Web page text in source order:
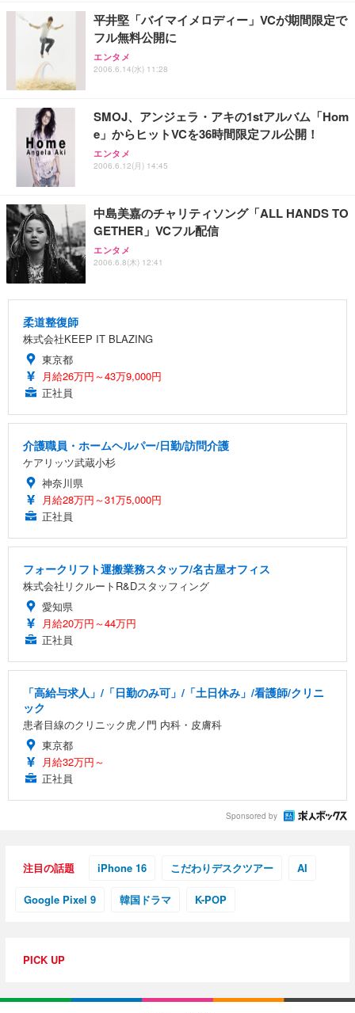
ト 幅52×奥行58.5×高さ84～96cm テレワーク 在宅
勤務 ブラック
￥4,139
像低減 (3年保証 | 輝点保証 | 日本メーカー)
￥34,980
￥3,731
平井堅「バイマイメロディー」VCが期間限定で
フル無料公開に
エンタメ
2006.6.14(水) 11:28
SMOJ、アンジェラ・アキの1stアルバム「Hom
e」からヒットVCを36時間限定フル公開！
エンタメ
2006.6.12(月) 14:45
中島美嘉のチャリティソング「ALL HANDS TO
GETHER」VCフル配信
エンタメ
2006.6.8(木) 12:41
柔道整復師
株式会社KEEP IT BLAZING
東京都
月給26万円～43万9,000円
正社員
介護職員・ホームヘルパー/日勤/訪問介護
ケアリッツ武蔵小杉
神奈川県
月給28万円～31万5,000円
正社員
フォークリフト運搬業務スタッフ/名古屋オフィス
株式会社リクルートR&Dスタッフィング
愛知県
月給20万円～44万円
正社員
「高給与求人」/「日勤のみ可」/「土日休み」/看護師/クリニ
ック
患者目線のクリニック虎ノ門 内科・皮膚科
東京都
月給32万円～
正社員
Sponsored by
注目の話題 iPhone 16 こだわりデスクツアー AI
Google Pixel 9 韓国ドラマ K-POP
PICK UP